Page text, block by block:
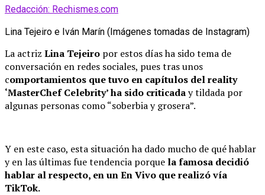
Redacción: Rechismes.com
Lina Tejeiro e Iván Marín (Imágenes tomadas de Instagram)
La actriz Lina Tejeiro por estos días ha sido tema de
conversación en redes sociales, pues tras unos
comportamientos que tuvo en capítulos del reality
‘MasterChef Celebrity’ ha sido criticaday tildada por
algunas personas como “soberbia y grosera”.
Y en este caso, esta situación ha dado mucho de qué hablar
y en las últimas fue tendencia porque la famosa decidió
hablar al respecto, en un En Vivo que realizó vía
TikTok.